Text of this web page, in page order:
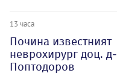
13 часа
Почина известният
неврохирург доц.
Поптодоров